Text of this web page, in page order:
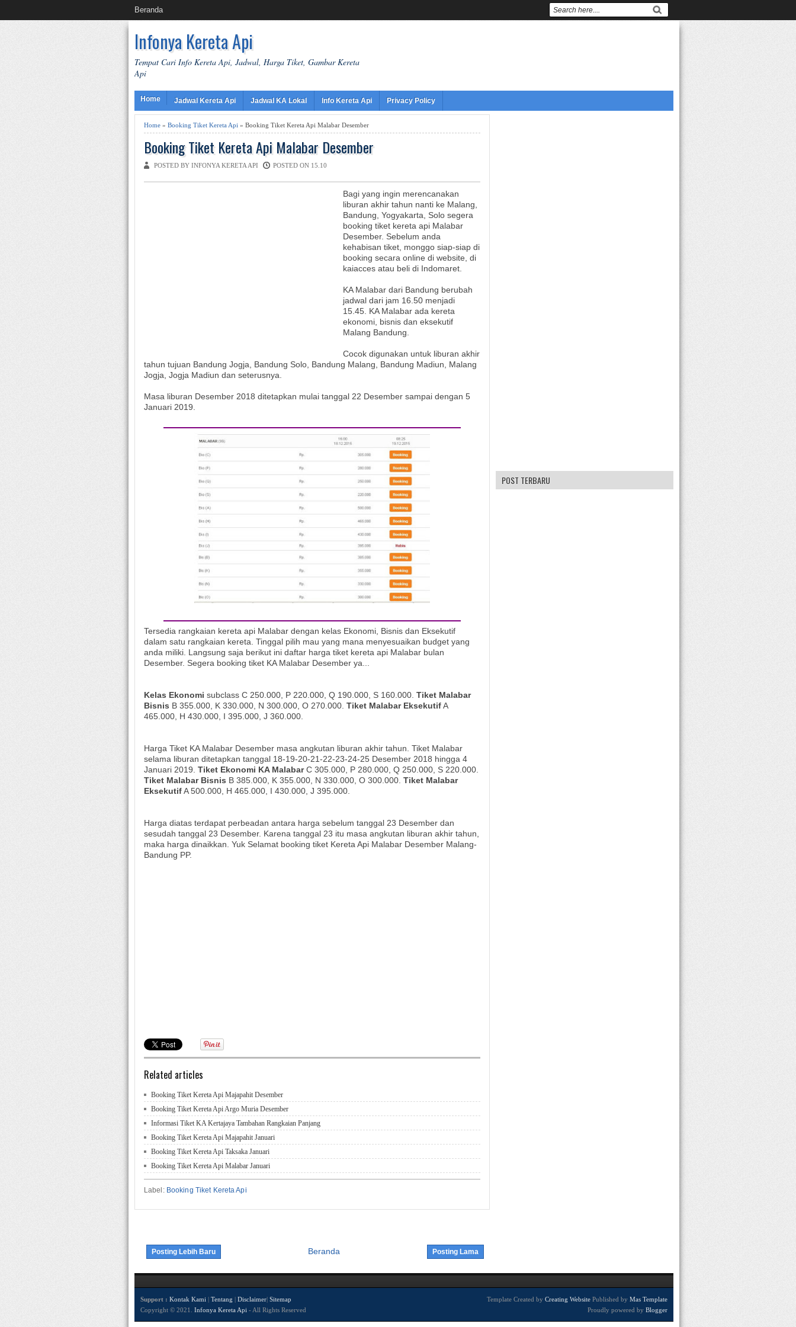
Beranda
Infonya Kereta Api
Tempat Cari Info Kereta Api, Jadwal, Harga Tiket, Gambar Kereta
Api
Home Jadwal Kereta Api Jadwal KA Lokal Info Kereta Api Privacy Policy
Home » Booking Tiket Kereta Api » Booking Tiket Kereta Api Malabar Desember
Booking Tiket Kereta Api Malabar Desember
POSTED BY INFONYA KERETA API POSTED ON 15.10
Bagi yang ingin merencanakan
liburan akhir tahun nanti ke Malang,
Bandung, Yogyakarta, Solo segera
booking tiket kereta api Malabar
Desember. Sebelum anda
kehabisan tiket, monggo siap-siap di
booking secara online di website, di
kaiacces atau beli di Indomaret.
KA Malabar dari Bandung berubah
jadwal dari jam 16.50 menjadi
15.45. KA Malabar ada kereta
ekonomi, bisnis dan eksekutif
Malang Bandung.
Cocok digunakan untuk liburan akhir
tahun tujuan Bandung Jogja, Bandung Solo, Bandung Malang, Bandung Madiun, Malang
Jogja, Jogja Madiun dan seterusnya.
Masa liburan Desember 2018 ditetapkan mulai tanggal 22 Desember sampai dengan 5
Januari 2019.
Tersedia rangkaian kereta api Malabar dengan kelas Ekonomi, Bisnis dan Eksekutif
dalam satu rangkaian kereta. Tinggal pilih mau yang mana menyesuaikan budget yang
anda miliki. Langsung saja berikut ini daftar harga tiket kereta api Malabar bulan
Desember. Segera booking tiket KA Malabar Desember ya...
Kelas Ekonomi subclass C 250.000, P 220.000, Q 190.000, S 160.000. Tiket Malabar
Bisnis B 355.000, K 330.000, N 300.000, O 270.000. Tiket Malabar EksekutifA
465.000, H 430.000, I 395.000, J 360.000.
Harga Tiket KA Malabar Desember masa angkutan liburan akhir tahun. Tiket Malabar
selama liburan ditetapkan tanggal 18-19-20-21-22-23-24-25 Desember 2018 hingga 4
Januari 2019. Tiket Ekonomi KA MalabarC 305.000, P 280.000, Q 250.000, S 220.000.
Tiket Malabar Bisnis B 385.000, K 355.000, N 330.000, O 300.000. Tiket Malabar
EksekutifA 500.000, H 465.000, I 430.000, J 395.000.
Harga diatas terdapat perbeadan antara harga sebelum tanggal 23 Desember dan
sesudah tanggal 23 Desember. Karena tanggal 23 itu masa angkutan liburan akhir tahun,
maka harga dinaikkan. Yuk Selamat booking tiket Kereta Api Malabar Desember Malang-
Bandung PP.
Related articles
Booking Tiket Kereta Api Majapahit Desember
Booking Tiket Kereta Api Argo Muria Desember
Informasi Tiket KA Kertajaya Tambahan Rangkaian Panjang
Booking Tiket Kereta Api Majapahit Januari
Booking Tiket Kereta Api Taksaka Januari
Booking Tiket Kereta Api Malabar Januari
Label: Booking Tiket Kereta Api
Posting Lebih Baru Posting Lama
Beranda
POST TERBARU
Support : Kontak Kami | Tentang | Disclaimer| Sitemap
Copyright © 2021. Infonya Kereta Api - All Rights Reserved
Template Created by Creating Website Published by Mas Template
Proudly powered by Blogger